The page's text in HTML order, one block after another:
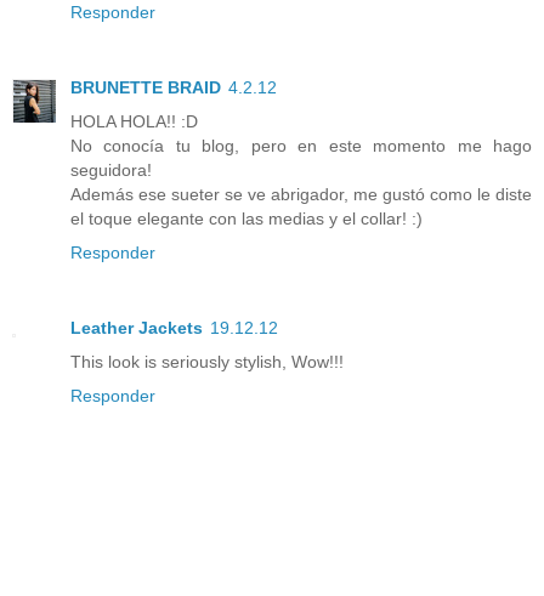
Responder
BRUNETTE BRAID 4.2.12
HOLA HOLA!! :D
No conocía tu blog, pero en este momento me hago
seguidora!
Además ese sueter se ve abrigador, me gustó como le diste
el toque elegante con las medias y el collar! :)
Responder
Leather Jackets 19.12.12
This look is seriously stylish, Wow!!!
Responder